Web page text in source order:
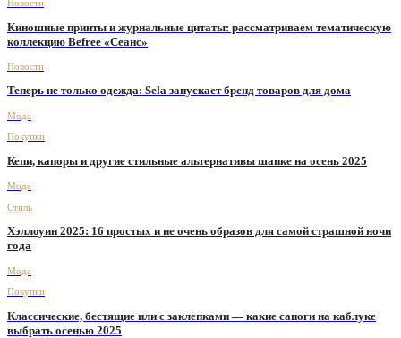
Новости
Киношные принты и журнальные цитаты: рассматриваем тематическую
коллекцию Befree «Сеанс»
Новости
Теперь не только одежда: Sela запускает бренд товаров для дома
Мода
Покупки
Кепи, капоры и другие стильные альтернативы шапке на осень 2025
Мода
Стиль
Хэллоуин 2025: 16 простых и не очень образов для самой страшной ночи
года
Мода
Покупки
Классические, бестящие или с заклепками — какие сапоги на каблуке
выбрать осенью 2025